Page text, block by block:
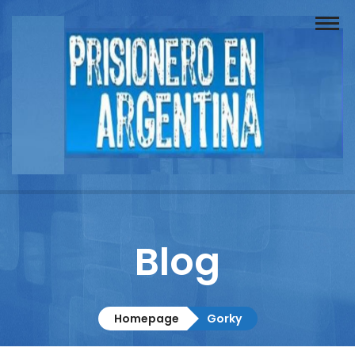
Buscador
Documentos
Contacto
Blog
Homepage Gorky